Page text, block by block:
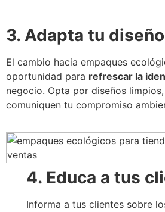
3. Adapta tu
El cambio hacia empaques
oportunidad para refrescar la
negocio. Opta por diseños
comuniquen tu compromiso
4. Educa a tus
Informa a tus clientes sobre